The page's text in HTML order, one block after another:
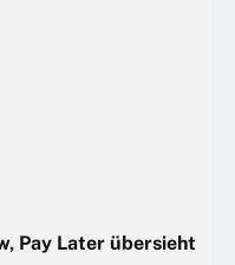
Pay Later übersieht